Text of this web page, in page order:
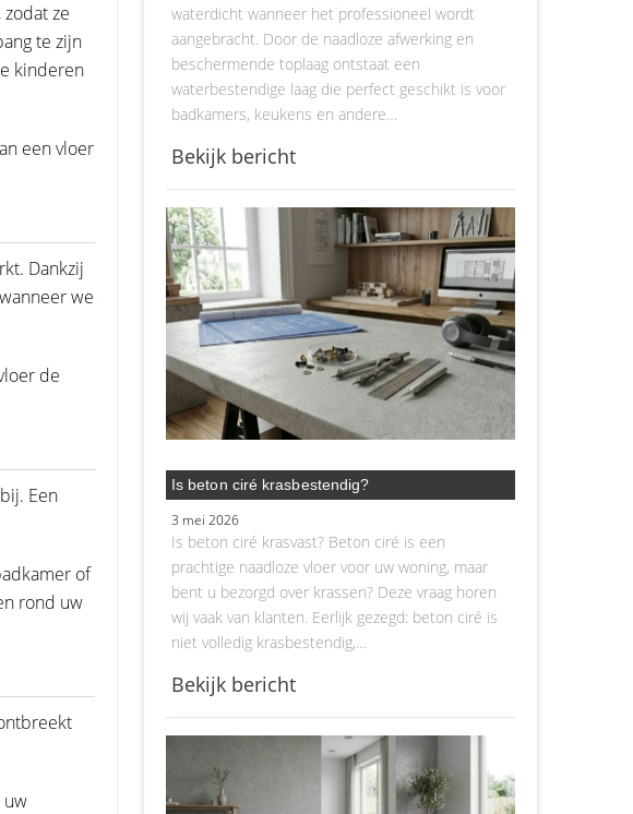
ze
te zijn
kinderen
een vloer
Dankzij
we
de
Een
of
rond uw
uw
waterdicht wanneer het professioneel wordt
aangebracht. Door de naadloze afwerking en
beschermende toplaag ontstaat een
waterbestendige laag die perfect geschikt is voor
badkamers, keukens en andere…
Bekijk bericht
Is beton ciré krasbestendig?
3 mei 2026
Is beton ciré krasvast? Beton ciré is een
prachtige naadloze vloer voor uw woning, maar
bent u bezorgd over krassen? Deze vraag horen
wij vaak van klanten. Eerlijk gezegd: beton ciré is
niet volledig krasbestendig,…
Bekijk bericht